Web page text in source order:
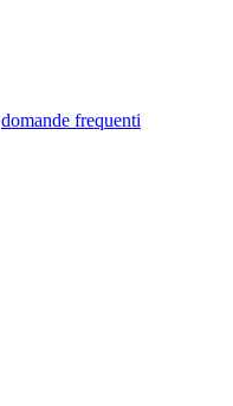
domande frequenti